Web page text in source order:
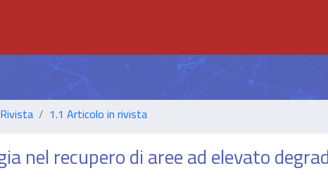
1.1 Articolo in rivista
nel recupero di aree ad elevato